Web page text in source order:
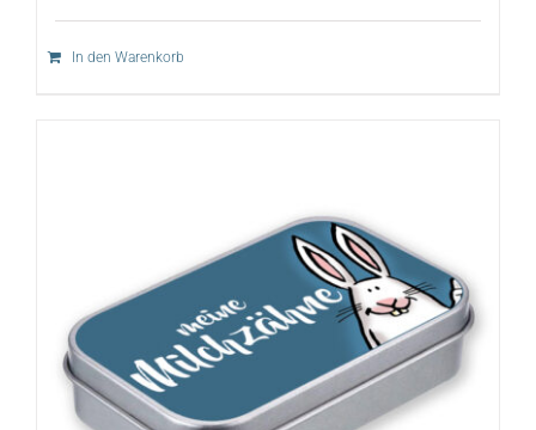
In den Warenkorb